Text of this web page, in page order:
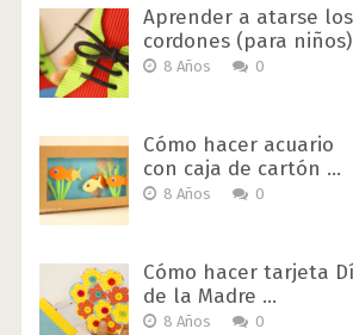
Aprender a atarse los
cordones (para niños)
8 Años 0
Cómo hacer acuario
con caja de cartón …
8 Años 0
Cómo hacer tarjeta
de la Madre …
8 Años 0